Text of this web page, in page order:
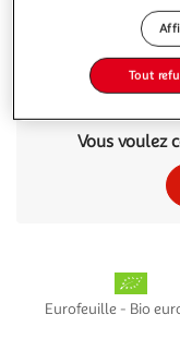
Boisson épeautre
Une boisson
d’origine animale,
son apport
En savoir +
Vous voulez
Eurofeuille - Bio
Tout